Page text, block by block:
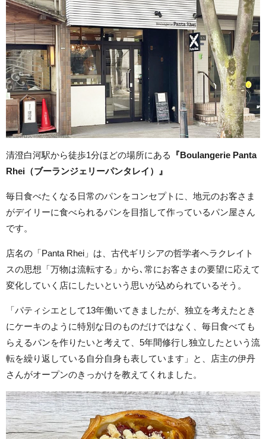
清澄白河駅から徒歩1分ほどの場所にある
『Boulangerie Panta
Rhei（ブーランジェリーパンタレイ）』
毎日食べたくなる日常のパンをコンセプトに、地元のお客さま
がデイリーに食べられるパンを目指して作っているパン屋さん
です。
店名の「Panta Rhei」は、古代ギリシアの哲学者ヘラクレイト
スの思想「万物は流転する」から､常にお客さまの要望に応えて
変化していく店にしたいという思いが込められているそう。
「パティシエとして13年働いてきましたが、独立を考えたとき
にケーキのように特別な日のものだけではなく、毎日食べても
らえるパンを作りたいと考えて、5年間修行し独立したという流
転を繰り返している自分自身も表しています」と、店主の伊丹
さんがオープンのきっかけを教えてくれました。